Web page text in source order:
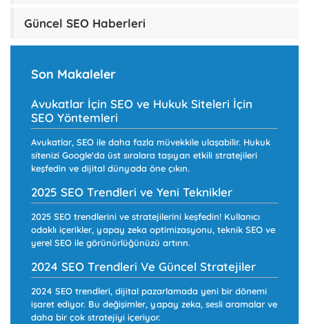
Güncel SEO Haberleri
Son Makaleler
Avukatlar İçin SEO ve Hukuk Siteleri İçin
SEO Yöntemleri
Avukatlar, SEO ile daha fazla müvekkile ulaşabilir. Hukuk
sitenizi Google'da üst sıralara taşıyan etkili stratejileri
keşfedin ve dijital dünyada öne çıkın.
2025 SEO Trendleri ve Yeni Teknikler
2025 SEO trendlerini ve stratejilerini keşfedin! Kullanıcı
odaklı içerikler, yapay zeka optimizasyonu, teknik SEO ve
yerel SEO ile görünürlüğünüzü artırın.
2024 SEO Trendleri Ve Güncel Stratejiler
2024 SEO trendleri, dijital pazarlamada yeni bir dönemi
işaret ediyor. Bu değişimler, yapay zeka, sesli aramalar ve
daha bir çok stratejiyi içeriyor.